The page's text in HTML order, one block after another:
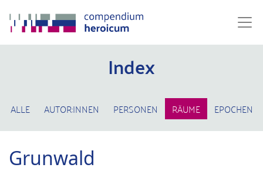
Index
ALLE AUTOR:INNEN PERSONEN RÄUME EPOCHEN
Grunwald